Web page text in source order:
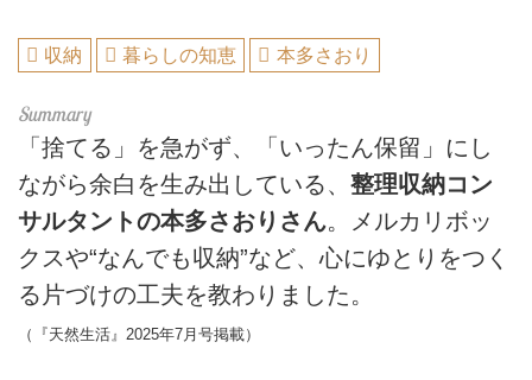
収納 暮らしの知恵 本多さおり
「捨てる」を急がず、「いったん保留」にし
ながら余白を生み出している、 整理収納コン
サルタントの本多さおりさん。メルカリボッ
クスや“なんでも収納”など、心にゆとりをつく
る片づけの工夫を教わりました。
（『天然生活』2025年7月号掲載）